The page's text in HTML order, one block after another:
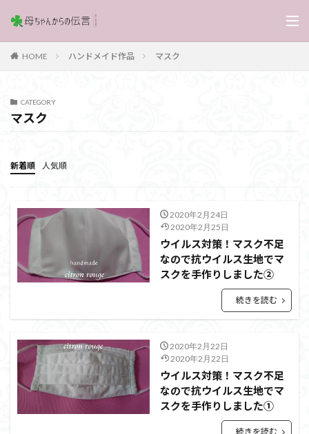
HOME ハンドメイド作品 マスク
CATEGORY
マスク
新着順 人気順
2020年2月24日
2020年2月25日
ウイルス対策！マスク不足
なので抗ウイルス生地でマ
スクを手作りしました②
続きを読む
2020年2月22日
2020年2月22日
ウイルス対策！マスク不足
なので抗ウイルス生地でマ
スクを手作りしました①
続きを読む